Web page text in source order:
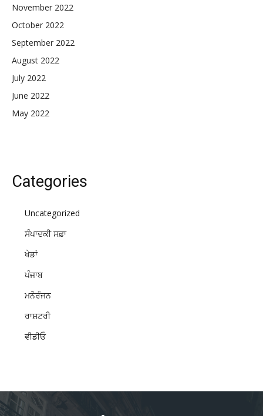
November 2022
October 2022
September 2022
August 2022
July 2022
June 2022
May 2022
Categories
Uncategorized
ਸੰਪਾਦਕੀ ਸਫ਼ਾ
ਖੇਡਾਂ
ਪੰਜਾਬ
ਮਨੋਰੰਜਨ
ਰਾਸ਼ਟਰੀ
ਵੀਡੀਓ